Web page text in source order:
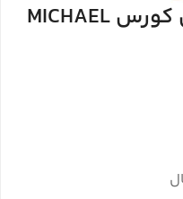
ساعت مچی زنانه مایکل کورس MICHAEL